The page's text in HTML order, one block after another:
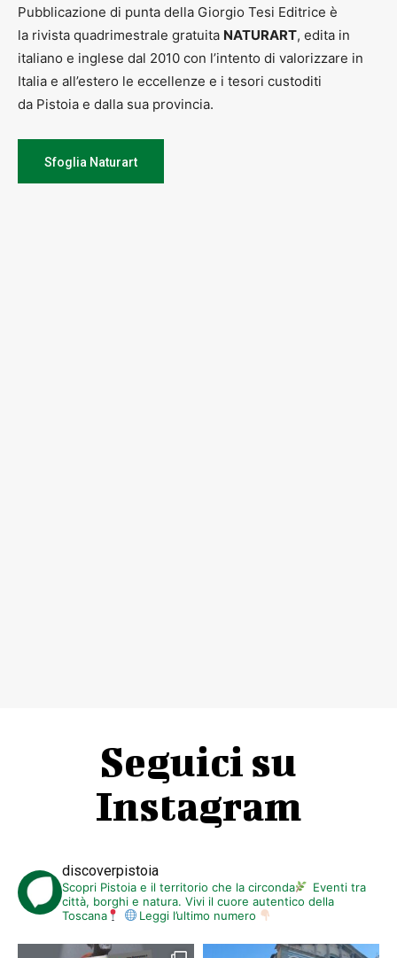
Pubblicazione di punta della Giorgio Tesi Editrice è
la rivista quadrimestrale gratuita NATURART, edita in
italiano e inglese dal 2010 con l’intento di valorizzare in
Italia e all’estero le eccellenze e i tesori custoditi
da Pistoia e dalla sua provincia.
Sfoglia Naturart
Seguici su
Instagram
discoverpistoia
Scopri Pistoia e il territorio che la circonda
Eventi tra
città, borghi e natura. Vivi il cuore autentico della
Toscana
Leggi l’ultimo numero